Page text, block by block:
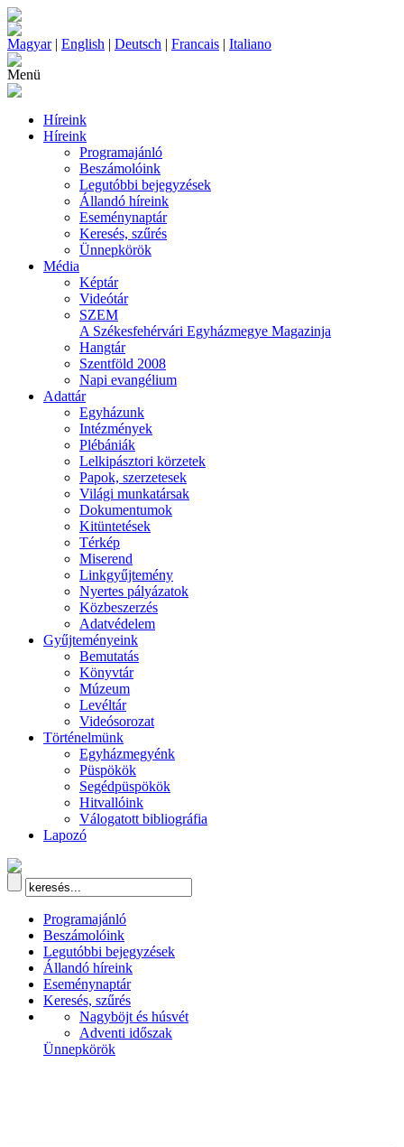
Magyar| English | Deutsch | Francais | Italiano
Menü
Híreink
Híreink
Programajánló
Beszámolóink
Legutóbbi bejegyzések
Állandó híreink
Eseménynaptár
Keresés, szűrés
Ünnepkörök
Média
Képtár
Videótár
SZEM
A Székesfehérvári Egyházmegye Magazinja
Hangtár
Szentföld 2008
Napi evangélium
Adattár
Egyházunk
Intézmények
Plébániák
Lelkipásztori körzetek
Papok, szerzetesek
Világi munkatársak
Dokumentumok
Kitüntetések
Térkép
Miserend
Linkgyűjtemény
Nyertes pályázatok
Közbeszerzés
Adatvédelem
Gyűjteményeink
Bemutatás
Könyvtár
Múzeum
Levéltár
Videósorozat
Történelmünk
Egyházmegyénk
Püspökök
Segédpüspökök
Hitvallóink
Válogatott bibliográfia
Lapozó
Programajánló
Beszámolóink
Legutóbbi bejegyzések
Állandó híreink
Eseménynaptár
Keresés, szűrés
Nagyböjt és húsvét
Adventi időszak
Ünnepkörök